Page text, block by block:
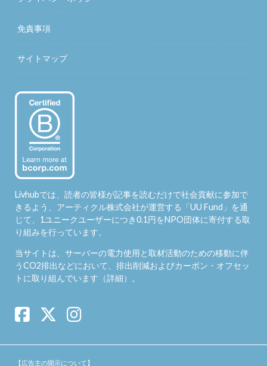
免責事項
サイトマップ
Livhubでは、読者の皆様が記事を読むだけで社会貢献に参加で
きるよう、アーティクル株式会社が運営する「UU Fund 」を通
じて、1ユニークユーザーにつき0.1円をNPO団体に寄付する取
り組みを行っています。
当サイトは、サーバーの電力使用と取材活動のための移動に伴
うCO2排出などにおいて、排出削減およびカーボン・オフセッ
トに取り組んでいます（詳細）。
【広告主の開示について】